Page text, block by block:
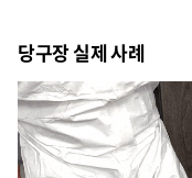
당구장 실제 사례